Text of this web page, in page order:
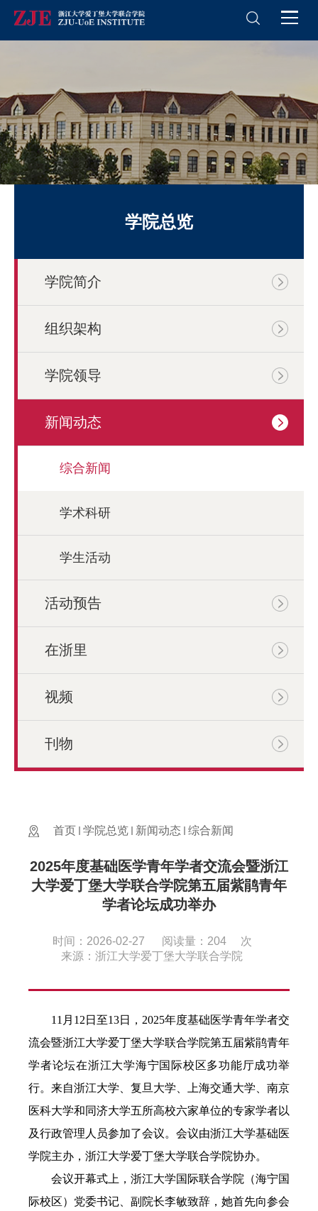
学院总览
学院简介
组织架构
学院领导
新闻动态
综合新闻
学术科研
学生活动
活动预告
在浙里
视频
刊物
首页 学院总览 新闻动态 综合新闻
2025年度基础医学青年学者交流会暨浙江
大学爱丁堡大学联合学院第五届紫鹃青年
学者论坛成功举办
时间：2026-02-27 阅读量： 204
次
来源：浙江大学爱丁堡大学联合学院
11月12日至13日，2025年度基础医学青年学者交
流会暨浙江大学爱丁堡大学联合学院第五届紫鹃青年
学者论坛在浙江大学海宁国际校区多功能厅成功举
行。来自浙江大学、复旦大学、上海交通大学、南京
医科大学和同济大学五所高校六家单位的专家学者以
及行政管理人员参加了会议。会议由浙江大学基础医
学院主办，浙江大学爱丁堡大学联合学院协办。
会议开幕式上，浙江大学国际联合学院（海宁国
际校区）党委书记、副院长李敏致辞，她首先向参会